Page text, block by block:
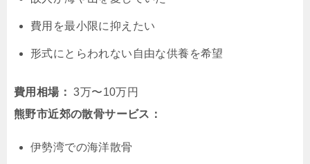
費用を最小限に抑えたい
形式にとらわれない自由な供養を希望
費用相場： 3万〜10万円
熊野市近郊の散骨サービス：
伊勢湾での海洋散骨